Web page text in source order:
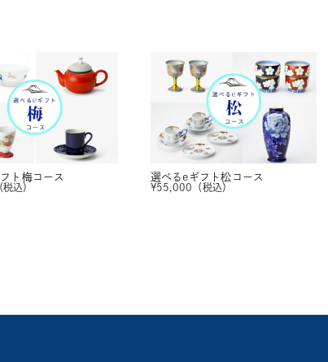
ト 梅コース
税込）
選べるeギフト松コース
¥55,000 （税込）